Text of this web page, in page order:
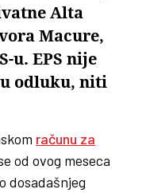
Alta
Macure,
u. EPS nije
odluku, niti
računu za
od ovog meseca
dosadašnjeg